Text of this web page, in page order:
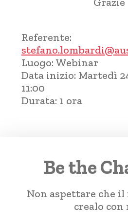
Referente:
Luogo: Webinar
Data inizio: Martedì
11:00
Durata: 1 ora
Be the
Non aspettare che
crealo con